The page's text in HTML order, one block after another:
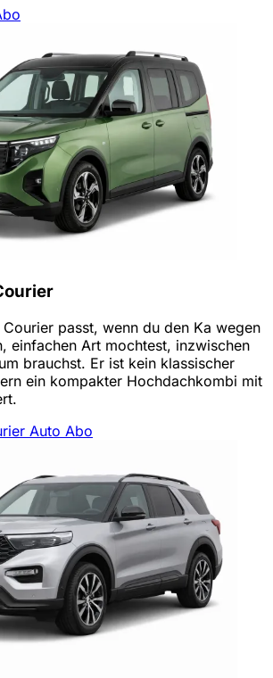
passt, wenn du den Ka wegen
einfachen Art mochtest, inzwischen
brauchst. Er ist kein klassischer
ein kompakter Hochdachkombi mit
Auto Abo